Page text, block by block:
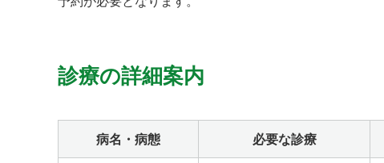
診療の詳細案内
病名・病態 必要な診療